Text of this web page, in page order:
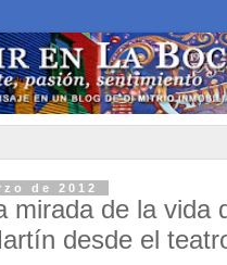
de 2012
mirada de la vida
desde el